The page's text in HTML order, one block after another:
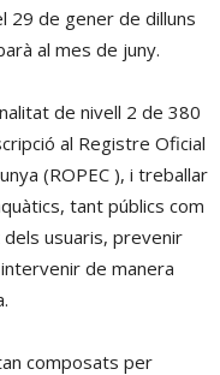
29 de gener de dilluns
al mes de juny.
de nivell 2 de 380
al Registre Oficial
(ROPEC ), i treballar
tant públics com
usuaris, prevenir
de manera
composats per